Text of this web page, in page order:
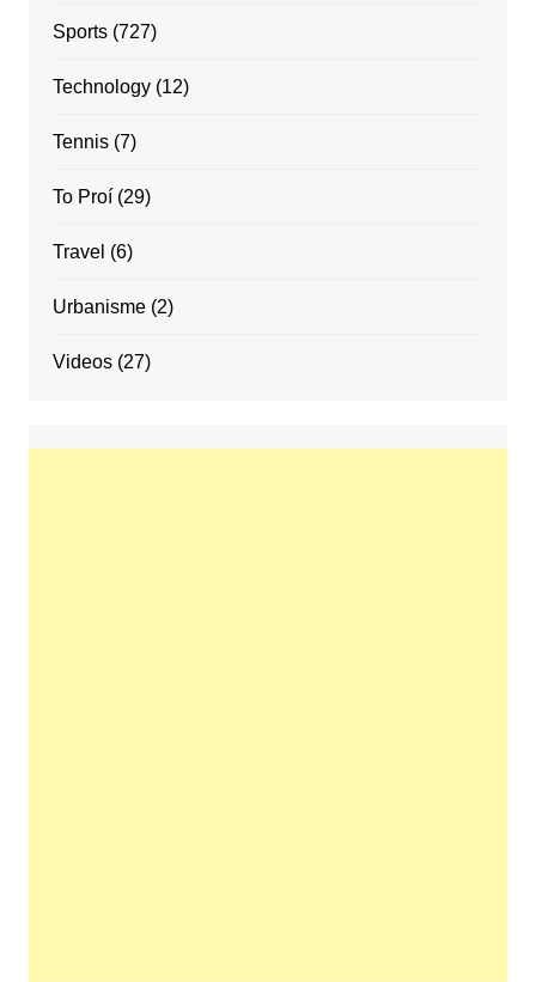
Sports(727)
Technology(12)
Tennis(7)
To Proí(29)
Travel (6)
Urbanisme(2)
Videos(27)